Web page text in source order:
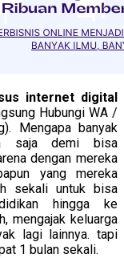
internet digital
Hubungi WA /
Mengapa banyak
saja demi bisa
dengan mereka
yang mereka
sekali untuk bisa
hingga ke
mengajak keluarga
lagi lainnya. tapi
1 bulan sekali.